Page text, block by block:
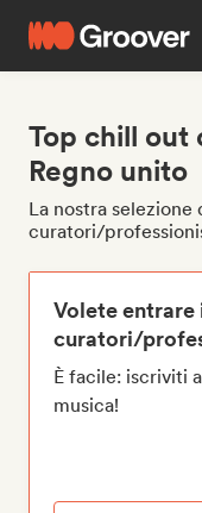
Top chill
Regno unito
La nostra selezione
curatori/
Volete
curatori/
È facile: iscriviti
musica!